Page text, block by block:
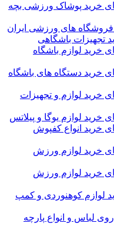
خرید پوشاک ورزشی بچه
های ورزشی ایران
تجهیزات باشگاهی
خرید لوازم باشگاه
خرید دستگاه های باشگاه
خرید لوازم و تجهیزات
خرید لوازم یوگا و پیلاتس
خرید انواع کفپوش
خرید لوازم ورزش
خرید لوازم ورزش
لوازم کوهنوردی و کمپ
لباس و انواع پارچه